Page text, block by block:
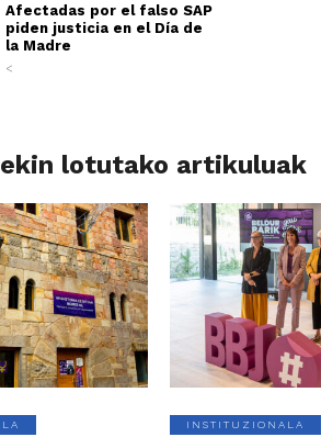
Afectadas por el falso SAP
piden justicia en el Día de
la Madre
<
lotutako artikuluak
INSTITUZIONALA